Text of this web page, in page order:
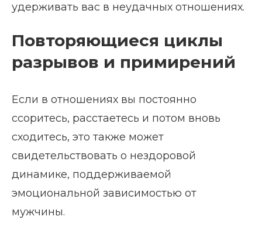
удерживать вас в неудачных отношениях.
Повторяющиеся циклы
разрывов и примирений
Если в отношениях вы постоянно
ссоритесь, расстаетесь и потом вновь
сходитесь, это также может
свидетельствовать о нездоровой
динамике, поддерживаемой
эмоциональной зависимостью от
мужчины.